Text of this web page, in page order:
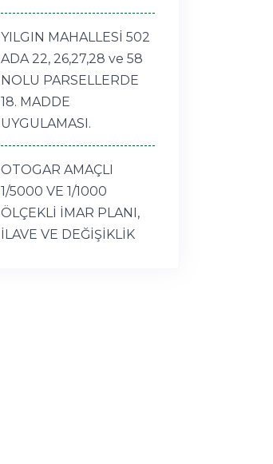
YILGIN MAHALLESİ 502
ADA 22, 26,27,28 ve 58
NOLU PARSELLERDE
18. MADDE
UYGULAMASI.
OTOGAR AMAÇLI
1/5000 VE 1/1000
ÖLÇEKLİ İMAR PLANI,
İLAVE VE DEĞİŞİKLİK